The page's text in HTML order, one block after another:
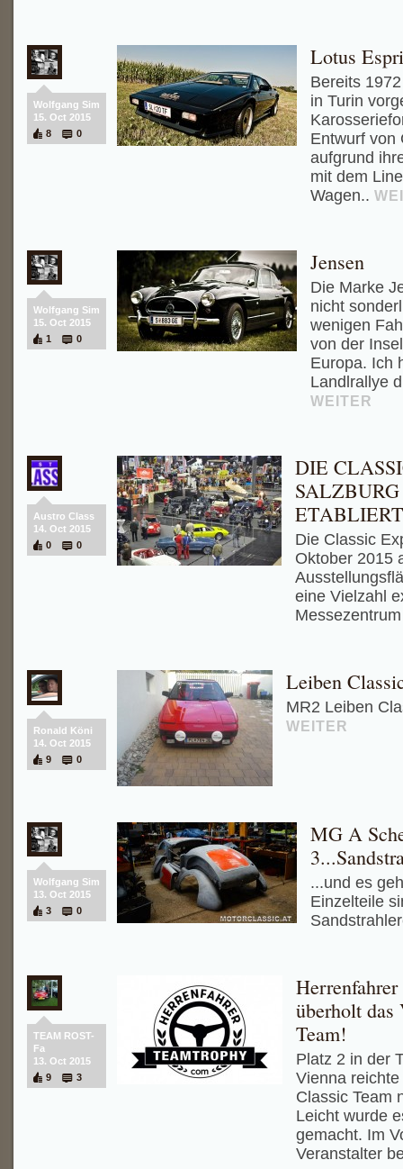
Wolfgang Sim
15. Oct 2015
8
0
Lotus
Bereits
in Turin
Entwurf von
aufgrund
mit dem
Wagen..
Wolfgang Sim
15. Oct 2015
1
0
Jensen
Die Marke
nicht
wenigen
von der
Europa. Ich
Landlrallye
WEITER
Austro Class
14. Oct 2015
0
0
DIE
ETABLIERT
Die Classic
Oktober 2015
eine Vielzahl
Ronald Köni
14. Oct 2015
9
0
Leiben
MR2 Leiben
WEITER
Wolfgang Sim
13. Oct 2015
3
0
MG A
...und es
Einzelteile
TEAM ROST-
Fa
13. Oct 2015
9
3
überholt das
Team!
Platz 2 in der
Vienna
Classic Team
Leicht wurde
gemacht. Im
Veranstalter